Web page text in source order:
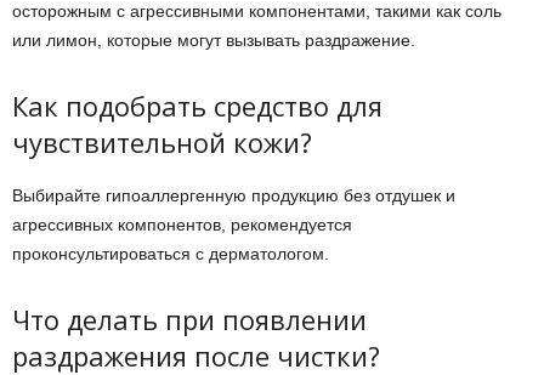
осторожным с агрессивными компонентами, такими как соль
или лимон, которые могут вызывать раздражение.
Как подобрать средство для
чувствительной кожи?
Выбирайте гипоаллергенную продукцию без отдушек и
агрессивных компонентов, рекомендуется
проконсультироваться с дерматологом.
Что делать при появлении
раздражения после чистки?